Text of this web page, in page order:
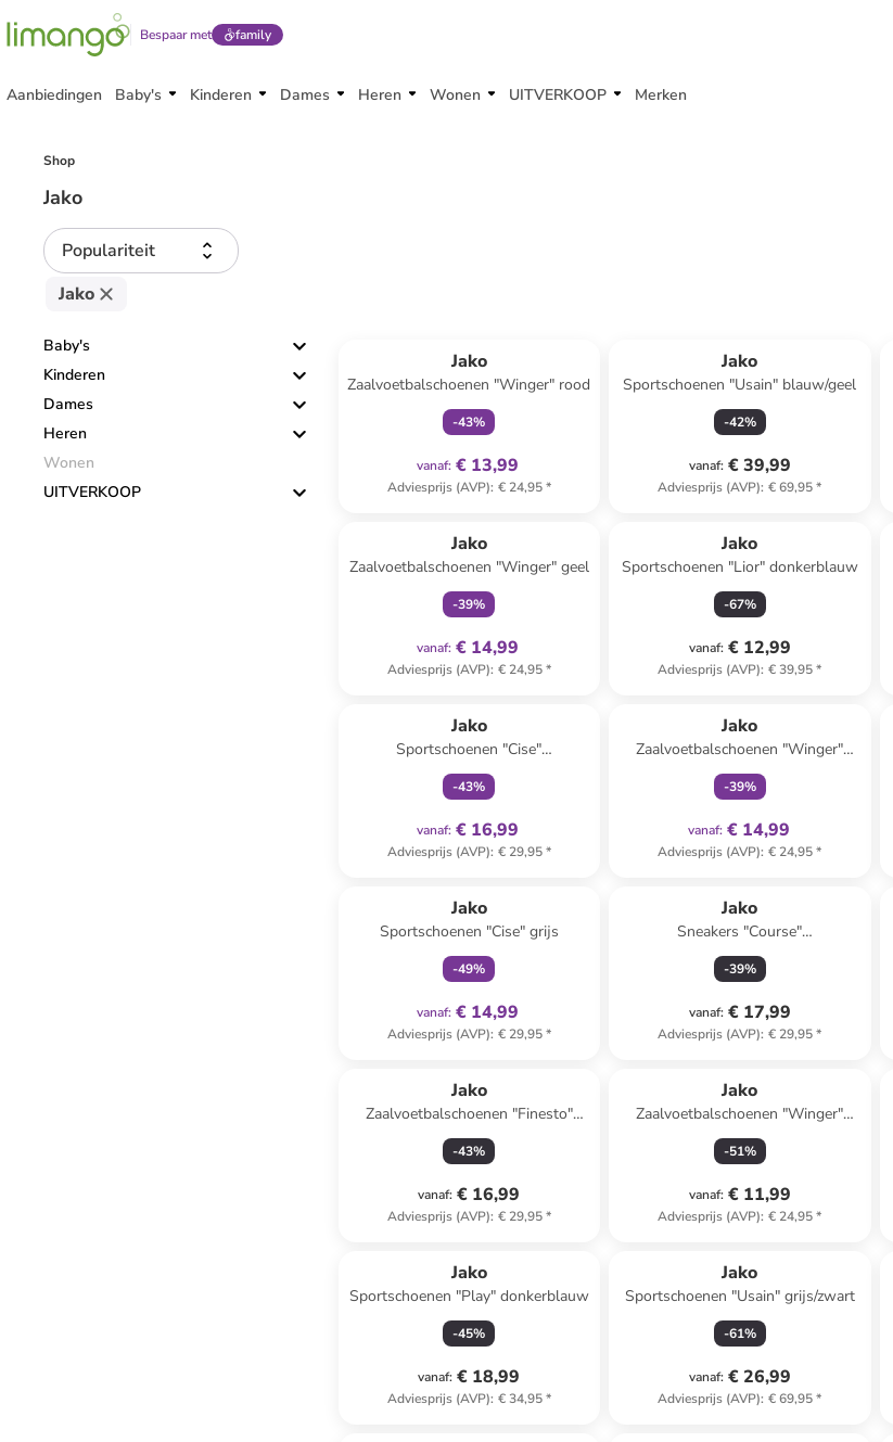
Bespaar met family
Aanbiedingen Baby's Kinderen Dames Heren Wonen UITVERKOOP Merken
Shop
Jako
Populariteit
Jako
Baby's
Kinderen
Dames
Heren
Wonen
UITVERKOOP
Jako
Zaalvoetbalschoenen "Winger" rood
-43%
vanaf: € 13,99
Adviesprijs (AVP): € 24,95*
Jako
Sportschoenen "Usain" blauw/geel
-42%
vanaf: € 39,99
Adviesprijs (AVP): € 69,95*
Jako
Zaalvoetbalschoenen "Winger" geel
-39%
vanaf: € 14,99
Adviesprijs (AVP): € 24,95*
Jako
Sportschoenen "Lior" donkerblauw
-67%
vanaf: € 12,99
Adviesprijs (AVP): € 39,95*
Jako
Sportschoenen "Cise"
donkerblauw/geel
-43%
vanaf: € 16,99
Adviesprijs (AVP): € 29,95*
Jako
Zaalvoetbalschoenen "Winger"
oranje
-39%
vanaf: € 14,99
Adviesprijs (AVP): € 24,95*
Jako
Sportschoenen "Cise" grijs
-49%
vanaf: € 14,99
Adviesprijs (AVP): € 29,95*
Jako
Sneakers "Course"
roze/donkerblauw
-39%
vanaf: € 17,99
Adviesprijs (AVP): € 29,95*
Jako
Zaalvoetbalschoenen "Finesto"
zwart
-43%
vanaf: € 16,99
Adviesprijs (AVP): € 29,95*
Jako
Zaalvoetbalschoenen "Winger"
donkerblauw
-51%
vanaf: € 11,99
Adviesprijs (AVP): € 24,95*
Jako
Sportschoenen "Play" donkerblauw
-45%
vanaf: € 18,99
Adviesprijs (AVP): € 34,95*
Jako
Sportschoenen "Usain" grijs/zwart
-61%
vanaf: € 26,99
Adviesprijs (AVP): € 69,95*